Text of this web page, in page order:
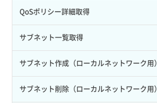
スナップショット詳細一覧取得
スナップショット詳細取得（アイテム指定）
バックアップリストア
バックアップ一覧取得
イメージ保存使用量取得
イメージ保存容量取得
イメージ保存容量変更
イメージ削除
SSHキーペア作成
SSHキーペア削除
SSHキーペア詳細取得
アタッチ済みポート一覧取得
QoSポリシー詳細取得
サブネット一覧取得
サブネット作成（ローカルネットワーク用）
サブネット削除（ローカルネットワーク用）